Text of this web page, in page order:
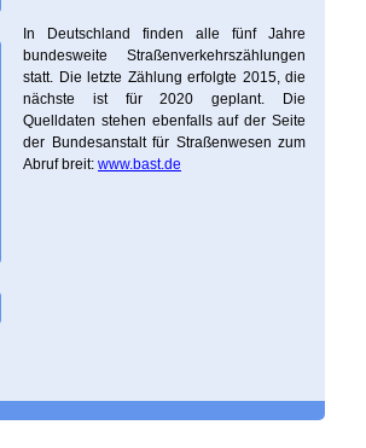
In Deutschland finden alle fünf Jahre
bundesweite Straßenverkehrszählungen
statt. Die letzte Zählung erfolgte 2015, die
nächste ist für 2020 geplant. Die
Quelldaten stehen ebenfalls auf der Seite
der Bundesanstalt für Straßenwesen zum
Abruf breit: www.bast.de